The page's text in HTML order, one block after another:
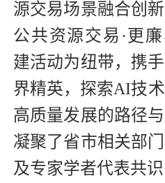
源交易场景融合创
公共资源交易·更
建活动为纽带，携
界精英，探索AI技
高质量发展的路径
凝聚了省市相关部
及专家学者代表共